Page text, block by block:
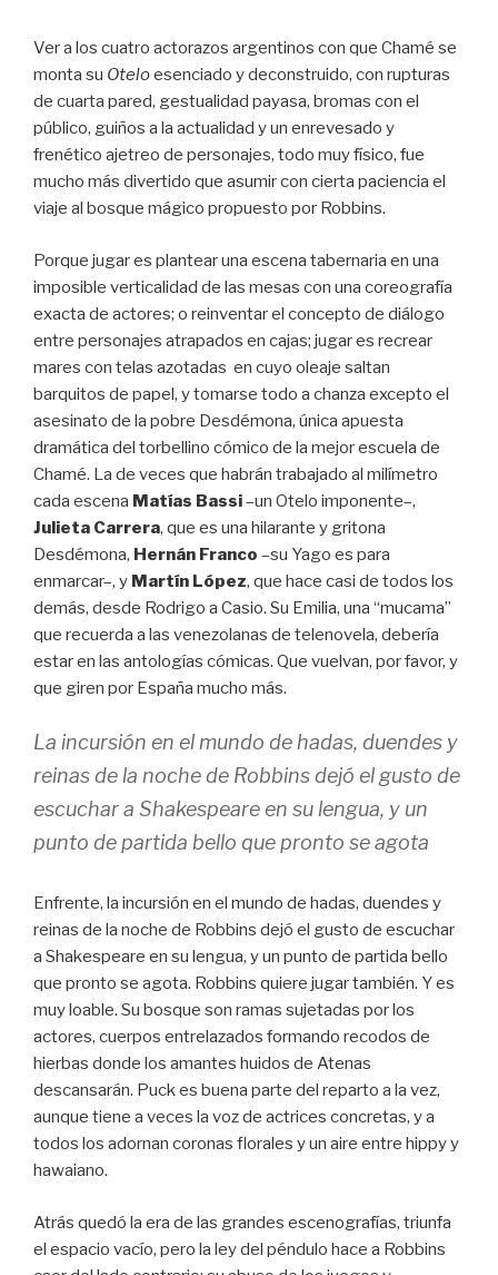
Ver a los cuatro actorazos argentinos con que Chamé se
monta su Oteloesenciado y deconstruido, con rupturas
de cuarta pared, gestualidad payasa, bromas con el
público, guiños a la actualidad y un enrevesado y
frenético ajetreo de personajes, todo muy físico, fue
mucho más divertido que asumir con cierta paciencia el
viaje al bosque mágico propuesto por Robbins.
Porque jugar es plantear una escena tabernaria en una
imposible verticalidad de las mesas con una coreografía
exacta de actores; o reinventar el concepto de diálogo
entre personajes atrapados en cajas; jugar es recrear
mares con telas azotadas en cuyo oleaje saltan
barquitos de papel, y tomarse todo a chanza excepto el
asesinato de la pobre Desdémona, única apuesta
dramática del torbellino cómico de la mejor escuela de
Chamé. La de veces que habrán trabajado al milímetro
cada escena Matías Bassi–un Otelo imponente–,
Julieta Carrera, que es una hilarante y gritona
Desdémona, Hernán Franco –su Yago es para
enmarcar–, y Martín López, que hace casi de todos los
demás, desde Rodrigo a Casio. Su Emilia, una “mucama”
que recuerda a las venezolanas de telenovela, debería
estar en las antologías cómicas. Que vuelvan, por favor, y
que giren por España mucho más.
La incursión en el mundo de hadas, duendes y
reinas de la noche de Robbins dejó el gusto de
escuchar a Shakespeare en su lengua, y un
punto de partida bello que pronto se agota
Enfrente, la incursión en el mundo de hadas, duendes y
reinas de la noche de Robbins dejó el gusto de escuchar
a Shakespeare en su lengua, y un punto de partida bello
que pronto se agota. Robbins quiere jugar también. Y es
muy loable. Su bosque son ramas sujetadas por los
actores, cuerpos entrelazados formando recodos de
hierbas donde los amantes huidos de Atenas
descansarán. Puck es buena parte del reparto a la vez,
aunque tiene a veces la voz de actrices concretas, y a
todos los adornan coronas florales y un aire entre hippy y
hawaiano.
Atrás quedó la era de las grandes escenografías, triunfa
el espacio vacío, pero la ley del péndulo hace a Robbins